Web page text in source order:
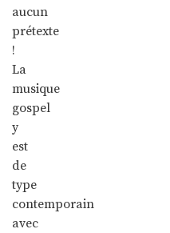
aucun
prétexte
!
La
musique
gospel
y
est
de
type
contemporain
avec